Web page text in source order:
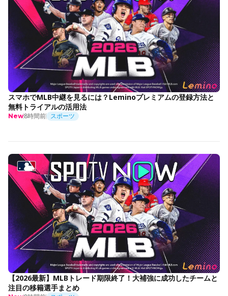
スマホでMLB中継を見るには？Leminoプレミアムの登録方法と
無料トライアルの活用法
New8時間前 スポーツ
【2026最新】MLBトレード期限終了！大補強に成功したチームと
注目の移籍選手まとめ